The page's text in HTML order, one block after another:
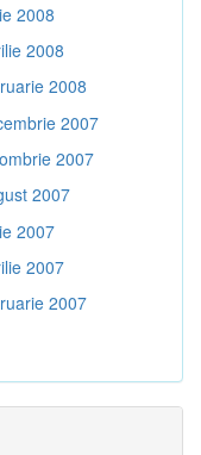
2008
2008
2008
2007
2007
2007
2007
2007
2007